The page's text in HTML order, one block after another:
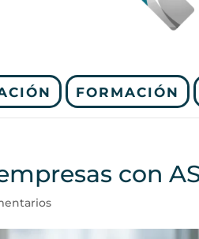
FORMACIÓN
con